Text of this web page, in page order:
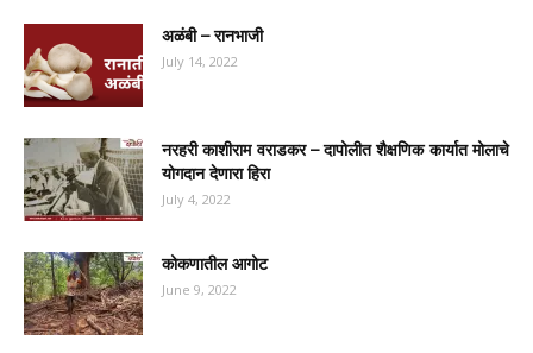
अळंबी – रानभाजी
July 14, 2022
नरहरी काशीराम वराडकर – दापोलीत शैक्षणिक कार्यात मोलाचे
योगदान देणारा हिरा
July 4, 2022
कोकणातील आगोट
June 9, 2022